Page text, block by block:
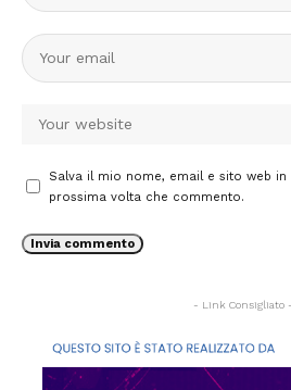
Salva il mio nome, email e sito web
prossima volta che commento.
- Link Consigliato -